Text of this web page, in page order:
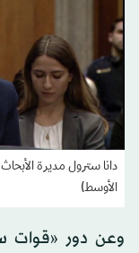
دانا سترول مديرة
الأوسط)
وعن دور «قوات